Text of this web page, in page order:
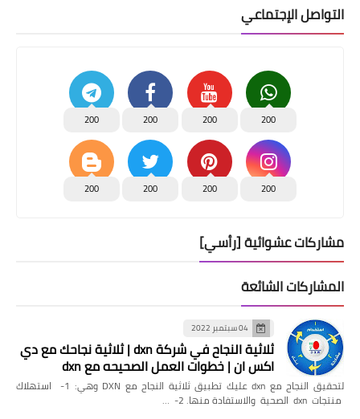
التواصل الإجتماعي
200
200
200
200
200
200
200
200
مشاركات عشوائية [رأسي]
المشاركات الشائعة
04 سبتمبر 2022
ثلاثية النجاح في شركة dxn | ثلاثية نجاحك مع دي
اكس ان | خطوات العمل الصحيحه مع dxn
لتحقيق النجاح مع dxn عليك تطبيق ثلاثية النجاح مع DXN وهي: 1- استهلاك
منتجات dxn الصحية والاستفادة منها. 2- …